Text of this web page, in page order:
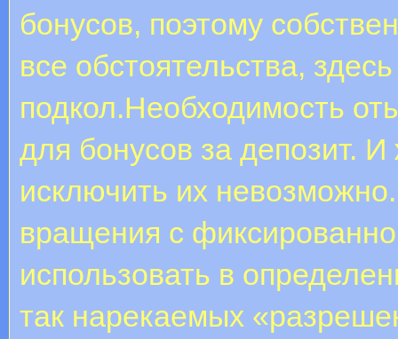
бонусов, поэтому
все обстоятельства,
подкол.Необходимость
для бонусов за депозит.
исключить их
вращения с
использовать в
так нарекаемых